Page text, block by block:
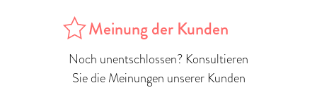
Meinung der Kunden
Noch unentschlossen? Konsultieren
Sie die Meinungen unserer Kunden